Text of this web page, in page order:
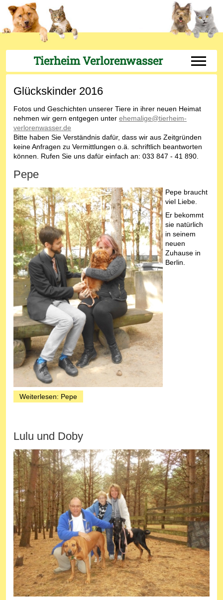
Tierheim Verlorenwasser Off-
Glückskinder 2016
Fotos und Geschichten unserer Tiere in ihrer neuen Heimat
nehmen wir gern entgegen unter ehemalige@tierheim-
verlorenwasser.de
Bitte haben Sie Verständnis dafür, dass wir aus Zeitgründen
keine Anfragen zu Vermittlungen o.ä. schriftlich beantworten
können. Rufen Sie uns dafür einfach an: 033 847 - 41 890.
Pepe
Pepe braucht
viel Liebe.
Er bekommt
sie natürlich
in seinem
neuen
Zuhause in
Berlin.
Weiterlesen: Pepe
Lulu und Doby